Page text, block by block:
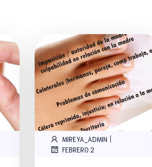
MIREYA_ADMIN
FEBRERO 2